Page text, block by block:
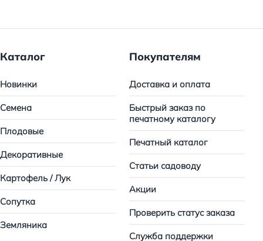
Каталог
Новинки
Семена
Плодовые
Декоративные
Картофель / Лук
Сопутка
Земляника
Покупателям
Доставка и оплата
Быстрый заказ по
печатному каталогу
Печатный каталог
Статьи садоводу
Акции
Проверить статус заказа
Служба поддержки